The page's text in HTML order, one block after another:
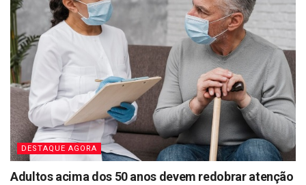
DESTAQUE AGORA
Adultos acima dos 50 anos devem redobrar atenção